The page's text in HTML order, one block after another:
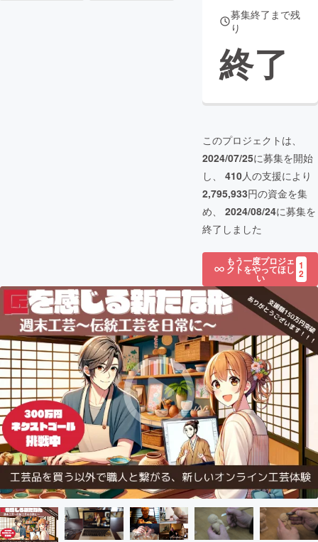
募集終了まで残
り
終了
このプロジェクトは、
2024/07/25に募集を開始
し、 410人の支援により
2,795,933円の資金を集
め、 2024/08/24に募集を
終了しました
もう一度プロジェ
クトをやってほし
い
1
2